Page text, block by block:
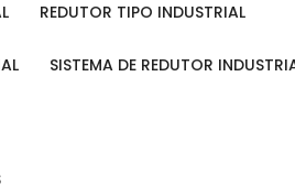
REDUTOR TIPO INDUSTRIAL
SISTEMA DE REDUTOR